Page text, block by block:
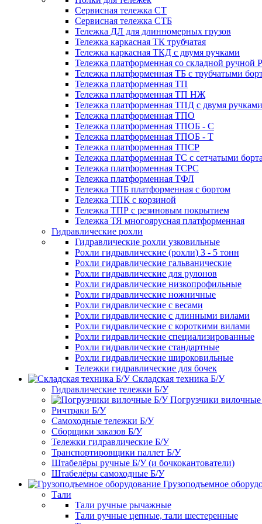
Сервисная тележка СТ
Сервисная тележка СТБ
Тележка ДЛ для длинномерных грузов
Тележка каркасная ТК трубчатая
Тележка каркасная ТКД с двумя ручками
Тележка платформенная со складной ручной
Тележка платформенная ТБ с трубчатыми
Тележка платформенная ТП
Тележка платформенная ТП НЖ
Тележка платформенная ТПД с двумя ручками
Тележка платформенная ТПО
Тележка платформенная ТПОБ - С
Тележка платформенная ТПОБ - Т
Тележка платформенная ТПСР
Тележка платформенная ТС с сетчатыми
Тележка платформенная ТСРС
Тележка платформенная ТФЛ
Тележка ТПБ платформенная с бортом
Тележка ТПК с корзиной
Тележка ТПР с резиновым покрытием
Тележка ТЯ многоярусная платформенная
Гидравлические рохли
Гидравлические рохли узковильные
Рохли гидравлические (рохли) 3 - 5 тонн
Рохли гидравлические гальванические
Рохли гидравлические для рулонов
Рохли гидравлические низкопрофильные
Рохли гидравлические ножничные
Рохли гидравлические с весами
Рохли гидравлические с длинными вилами
Рохли гидравлические с короткими вилами
Рохли гидравлические специализированные
Рохли гидравлические стандартные
Рохли гидравлические широковильные
Тележки гидравлические для бочек
Складская техника Б/У
Гидравлические тележки Б/У
Погрузчики
Ричтраки Б/У
Самоходные тележки Б/У
Сборщики заказов Б/У
Тележки гидравлические Б/У
Транспортировщики паллет Б/У
Штабелёры ручные Б/У (и бочкокантователи)
Штабелёры самоходные Б/У
Грузоподъемное
Тали
Тали ручные рычажные
Тали ручные цепные, тали шестеренные